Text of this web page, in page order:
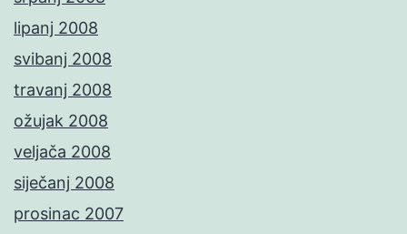
lipanj 2008
svibanj 2008
travanj 2008
ožujak 2008
veljača 2008
siječanj 2008
prosinac 2007